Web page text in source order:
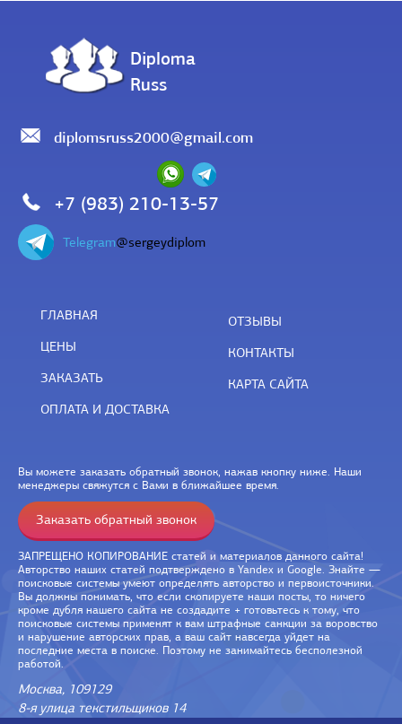
Diploma
Russ
diplomsruss2000@gmail.com
+7 (983) 210-13-57
Telegram@sergeydiplom
ГЛАВНАЯ
ЦЕНЫ
ЗАКАЗАТЬ
ОПЛАТА И ДОСТАВКА
ОТЗЫВЫ
КОНТАКТЫ
КАРТА САЙТА
Вы можете заказать обратный звонок, нажав кнопку ниже. Наши
менеджеры свяжутся с Вами в ближайшее время.
Заказать обратный звонок
ЗАПРЕЩЕНО КОПИРОВАНИЕ статей и материалов данного сайта!
Авторство наших статей подтверждено в Yandex и Google. Знайте —
поисковые системы умеют определять авторство и первоисточники.
Вы должны понимать, что если скопируете наши посты, то ничего
кроме дубля нашего сайта не создадите + готовьтесь к тому, что
поисковые системы применят к вам штрафные санкции за воровство
и нарушение авторских прав, а ваш сайт навсегда уйдет на
последние места в поиске. Поэтому не занимайтесь бесполезной
работой.
Москва, 109129
8-я улица текстильщиков 14